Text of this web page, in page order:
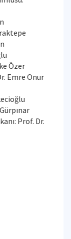
Özer
Emre Onur
Prof. Dr.